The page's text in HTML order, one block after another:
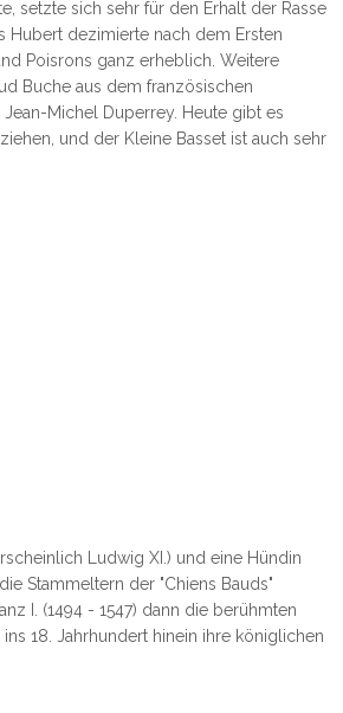
setzte sich sehr für den Erhalt der Rasse
Hubert dezimierte nach dem Ersten
Poisrons ganz erheblich. Weitere
Buche aus dem französischen
Michel Duperrey. Heute gibt es
und der Kleine Basset ist auch sehr
Ludwig XI.) und eine Hündin
Stammeltern der "Chiens Bauds"
I. (1494 - 1547) dann die berühmten
18. Jahrhundert hinein ihre königlichen